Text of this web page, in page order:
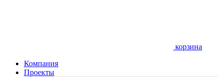
корзина
Компания
Проекты